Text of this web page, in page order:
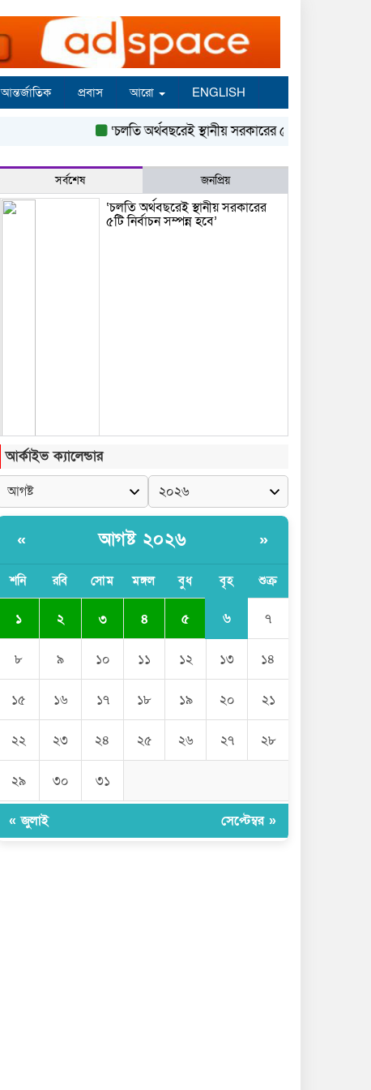
আন্তর্জাতিক প্রবাস আরো ENGLISH
‘চলতি অর্থবছরেই স্থানীয় সরকারের ৫টি নির্বাচন সম্পন্ন হবে’
সর্বশেষ জনপ্রিয়
‘চলতি অর্থবছরেই স্থানীয় সরকারের
৫টি নির্বাচন সম্পন্ন হবে’
আর্কাইভ ক্যালেন্ডার
« আগষ্ট ২০২৬ »
শনি রবি সোম মঙ্গল বুধ বৃহ শুক্র
১ ২ ৩ ৪ ৫ ৬ ৭
৮ ৯ ১০ ১১ ১২ ১৩ ১৪
১৫ ১৬ ১৭ ১৮ ১৯ ২০ ২১
২২ ২৩ ২৪ ২৫ ২৬ ২৭ ২৮
২৯ ৩০ ৩১
« জুলাই সেপ্টেম্বর »